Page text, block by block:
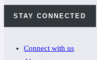
STAY CONNECTED
Connect with us